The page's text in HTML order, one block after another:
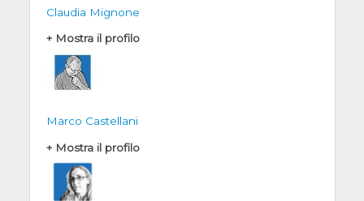
Claudia Mignone
+ Mostra il profilo
Marco Castellani
+ Mostra il profilo